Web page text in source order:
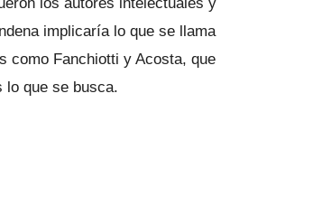
implicaría lo que se llama
como Fanchiotti y Acosta, que
lo que se busca.